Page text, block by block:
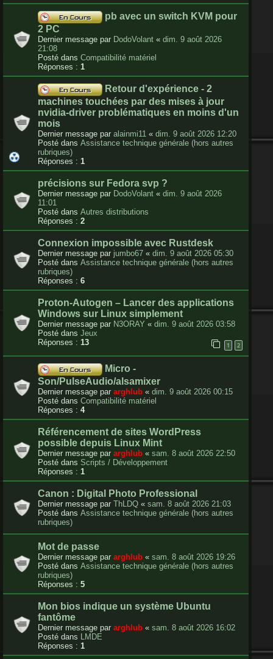
pb avec un switch KVM pour
2 PC
Dernier message par DodoVolant « dim. 9 août 2026
21:08
Posté dans Compatibilité matériel
Réponses : 1
Retour d'expérience - 2
machines touchées par des mises à jour
nvidia-driver problématiques en moins d'un
mois
Dernier message par alainmi11 « dim. 9 août 2026 12:20
Posté dans Assistance technique générale (hors autres
rubriques)
Réponses : 1
précisions sur Fedora svp ?
Dernier message par DodoVolant « dim. 9 août 2026
11:01
Posté dans Autres distributions
Réponses : 2
Connexion impossible avec Rustdesk
Dernier message par jumbo67 « dim. 9 août 2026 05:30
Posté dans Assistance technique générale (hors autres
rubriques)
Réponses : 6
Proton-Autogen – Lancer des applications
Windows sur Linux simplement
Dernier message par N3ORAY « dim. 9 août 2026 03:58
Posté dans Jeux
Réponses : 13 1 2
Micro -
Son/PulseAudio/alsamixer
Dernier message par arghlub « dim. 9 août 2026 00:15
Posté dans Compatibilité matériel
Réponses : 4
Référencement de sites WordPress
possible depuis Linux Mint
Dernier message par arghlub « sam. 8 août 2026 22:50
Posté dans Scripts / Développement
Réponses : 1
Canon : Digital Photo Professional
Dernier message par ThLDQ « sam. 8 août 2026 21:03
Posté dans Assistance technique générale (hors autres
rubriques)
Mot de passe
Dernier message par arghlub « sam. 8 août 2026 19:26
Posté dans Assistance technique générale (hors autres
rubriques)
Réponses : 5
Mon bios indique un système Ubuntu
fantôme
Dernier message par arghlub « sam. 8 août 2026 16:02
Posté dans LMDE
Réponses : 1